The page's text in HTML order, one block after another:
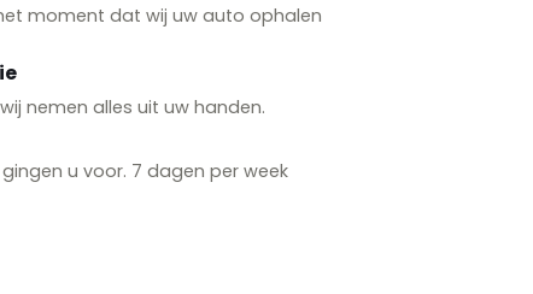
moment dat wij uw auto ophalen
nemen alles uit uw handen.
u voor. 7 dagen per week